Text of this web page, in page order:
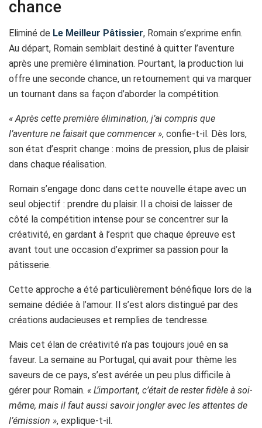
chance
Eliminé de Le Meilleur Pâtissier, Romain s’exprime enfin.
Au départ, Romain semblait destiné à quitter l’aventure
après une première élimination. Pourtant, la production lui
offre une seconde chance, un retournement qui va marquer
un tournant dans sa façon d’aborder la compétition.
« Après cette première élimination, j’ai compris que
l’aventure ne faisait que commencer », confie-t-il. Dès lors,
son état d’esprit change : moins de pression, plus de plaisir
dans chaque réalisation.
Romain s’engage donc dans cette nouvelle étape avec un
seul objectif : prendre du plaisir. Il a choisi de laisser de
côté la compétition intense pour se concentrer sur la
créativité, en gardant à l’esprit que chaque épreuve est
avant tout une occasion d’exprimer sa passion pour la
pâtisserie.
Cette approche a été particulièrement bénéfique lors de la
semaine dédiée à l’amour. Il s’est alors distingué par des
créations audacieuses et remplies de tendresse.
Mais cet élan de créativité n’a pas toujours joué en sa
faveur. La semaine au Portugal, qui avait pour thème les
saveurs de ce pays, s’est avérée un peu plus difficile à
gérer pour Romain. « L’important, c’était de rester fidèle à soi-
même, mais il faut aussi savoir jongler avec les attentes de
l’émission », explique-t-il.